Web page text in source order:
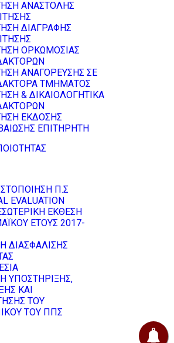
ΑΝΑΣΤΟΛΗΣ
ΔΙΑΓΡΑΦΗΣ
ΟΡΚΩΜΟΣΙΑΣ
ΑΝΑΓΟΡΕΥΣΗΣ ΣΕ
ΤΜΗΜΑΤΟΣ
& ΔΙΚΑΙΟΛΟΓΗΤΙΚΑ
ΕΚΔΟΣΗΣ
ΕΠΙΤΗΡΗΤΗ
Π.Σ
EVALUATION
ΕΚΘΕΣΗ
ΕΤΟΥΣ 2017-
ΔΙΑΣΦΑΛΙΣΗΣ
ΥΠΟΣΤΗΡΙΞΗΣ,
ΚΑΙ
ΤΟΥ
ΤΟΥ ΠΠΣ